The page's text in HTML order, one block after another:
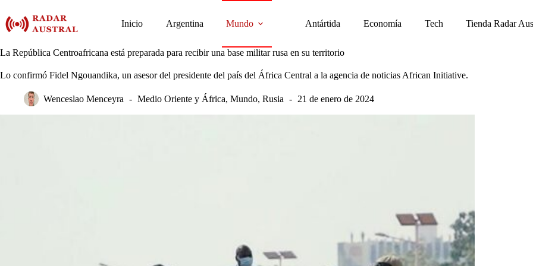
contenido
Inicio Argentina Mundo Antártida Economía Tech Tienda Radar
La República Centroafricana está preparada para recibir una base militar rusa en su territorio
Lo confirmó Fidel Ngouandika, un asesor del presidente del país del África Central a la agencia de noticias African Initiative.
Wenceslao Menceyra Medio Oriente y África, Mundo, Rusia 21 de enero de 2024